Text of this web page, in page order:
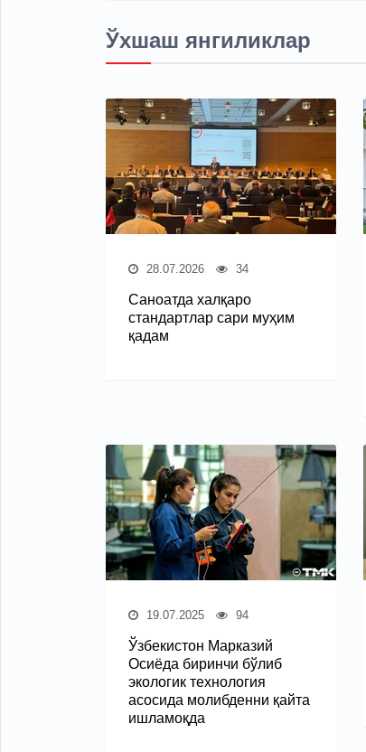
Ўхшаш янгиликлар
28.07.2026 34
Саноатда халқаро
стандартлар сари муҳим
қадам
19.07.2025 94
Ўзбекистон Марказий
Осиёда биринчи бўлиб
экологик технология
асосида молибденни қайта
ишламоқда